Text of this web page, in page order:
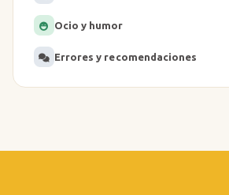
Ocio y humor
Errores y recomendaciones